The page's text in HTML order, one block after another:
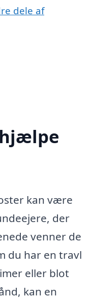
dele af
kan være
der
venner de
du har en travl
eller blot
kan en